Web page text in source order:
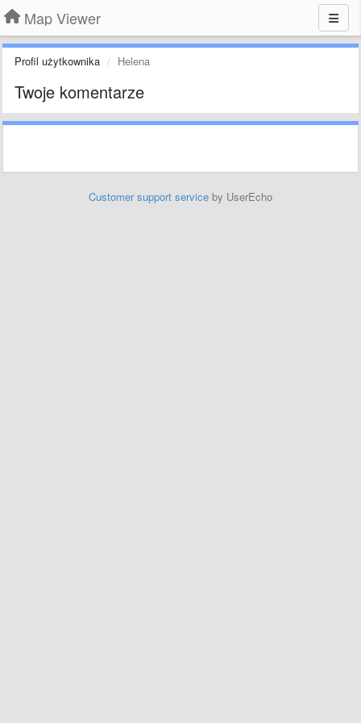
Map Viewer
Profil użytkownika Helena
Twoje komentarze
Customer support service by UserEcho